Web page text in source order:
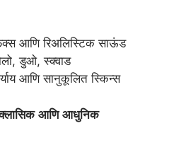
आणि रिअलिस्टिक साऊंड
डुओ, स्क्वाड
आणि सानुकूलित स्किन्स
आणि आधुनिक